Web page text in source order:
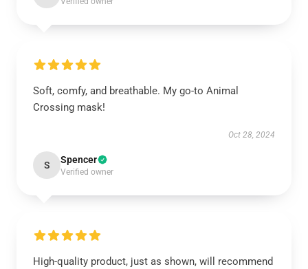
Soft, comfy, and breathable. My go-to Animal
Crossing mask!
Oct 28, 2024
S Spencer
Verified owner
High-quality product, just as shown, will recommend